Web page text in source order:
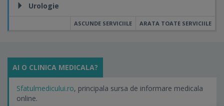
Urologie
ARATA TOATE SERVICIILE
ASCUNDE SERVICIILE
AI O CLINICA MEDICALA?
Sfatulmedicului.ro, principala sursa de informare medicala
online.